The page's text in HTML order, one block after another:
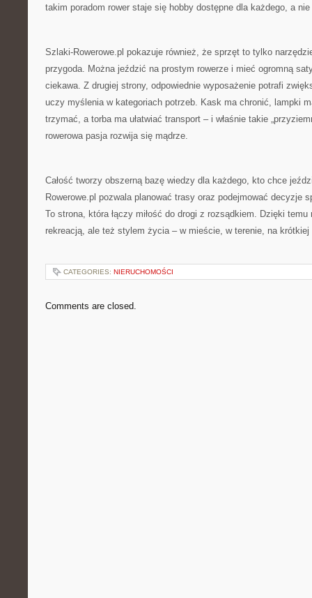
takim poradom rower staje się hobby dostępne dla każdego, a
Szlaki-Rowerowe.pl pokazuje również, że sprzęt to tylko
przygoda. Można jeździć na prostym rowerze i mieć ogromną
ciekawa. Z drugiej strony, odpowiednie wyposażenie potrafi
uczy myślenia w kategoriach potrzeb. Kask ma chronić, lampki
trzymać, a torba ma ułatwiać transport – i właśnie takie
rowerowa pasja rozwija się mądrze.
Całość tworzy obszerną bazę wiedzy dla każdego, kto chce
Rowerowe.pl pozwala planować trasy oraz podejmować decyzje
To strona, która łączy miłość do drogi z rozsądkiem. Dzięki
rekreacją, ale też stylem życia – w mieście, w terenie, na krótkiej
CATEGORIES: NIERUCHOMOŚCI
Comments are closed.